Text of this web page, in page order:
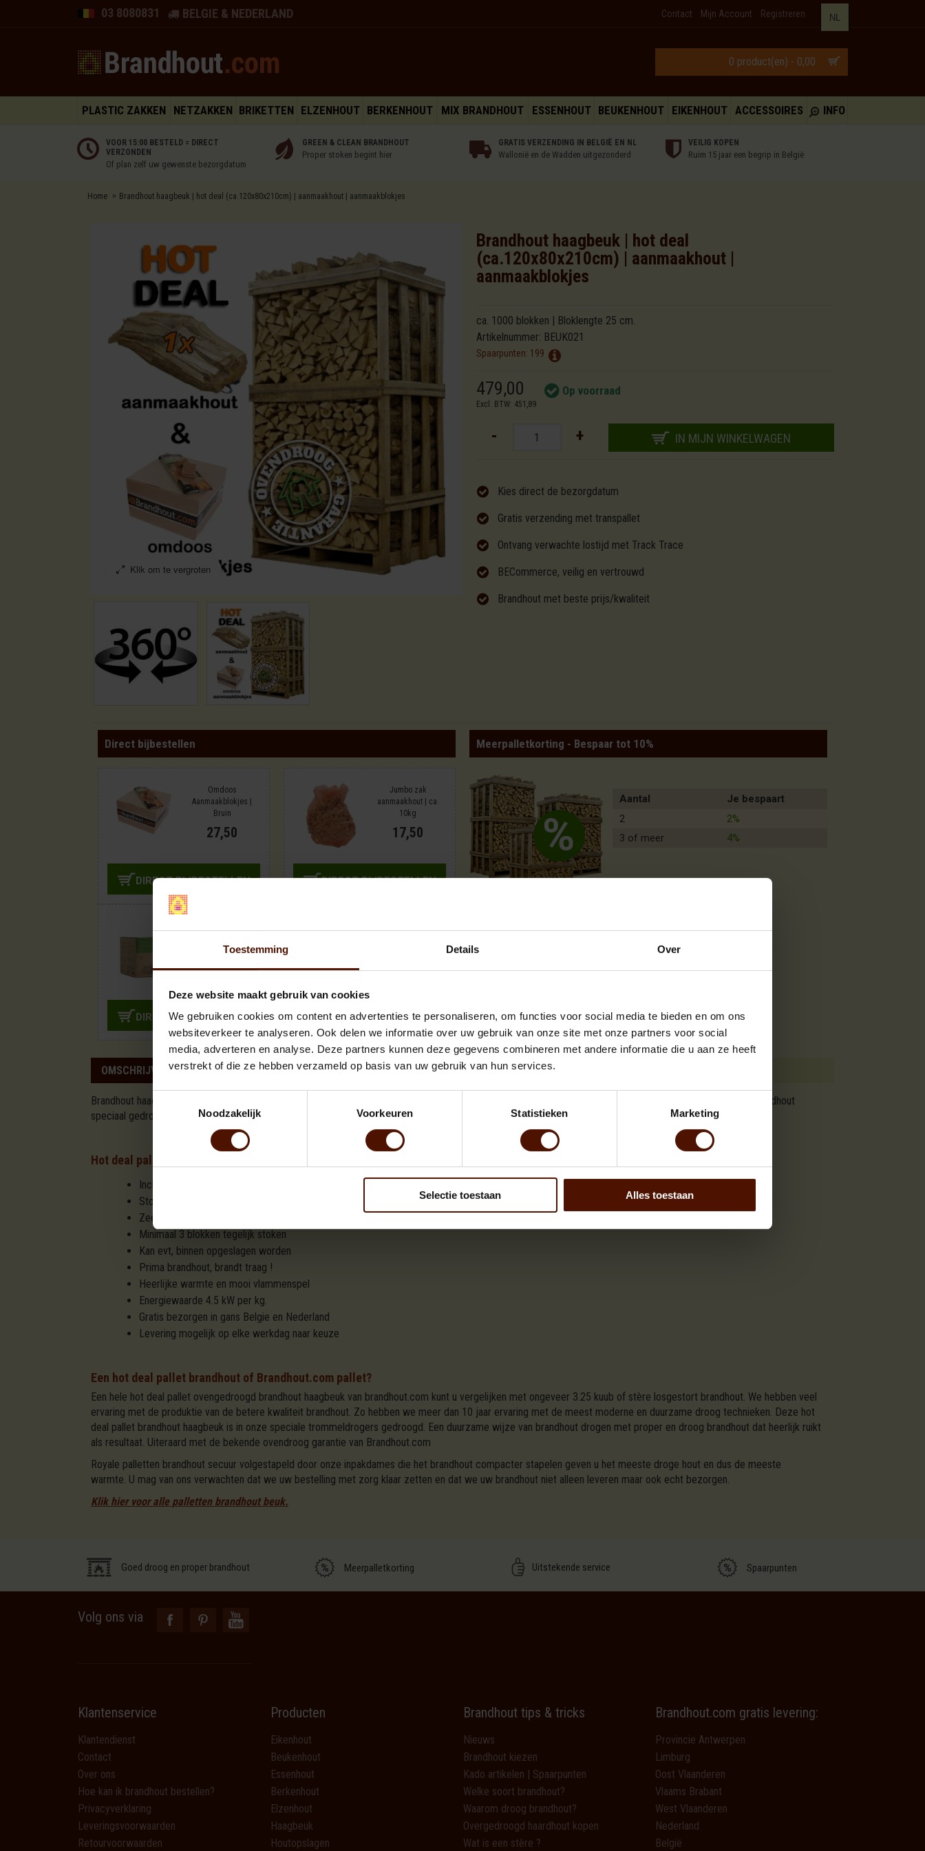
Toestemming Details Over
Deze website maakt gebruik van cookies
We gebruiken cookies om content en advertenties te personaliseren, om functies voor social media te bieden en om ons
websiteverkeer te analyseren. Ook delen we informatie over uw gebruik van onze site met onze partners voor social
media, adverteren en analyse. Deze partners kunnen deze gegevens combineren met andere informatie die u aan ze heeft
verstrekt of die ze hebben verzameld op basis van uw gebruik van hun services.
Toestemmingsselectie
Noodzakelijk
Voorkeuren Statistieken Marketing
Selectie toestaan Alles toestaan
03 8080831 BELGIE & NEDERLAND NL
Contact Mijn Account Registreren
0 product(en) - 0,00
PLASTIC ZAKKEN NETZAKKEN BRIKETTEN ELZENHOUT BERKENHOUT MIX BRANDHOUT ESSENHOUT BEUKENHOUT EIKENHOUT ACCESSOIRES INFO
VOOR 15:00 BESTELD = DIRECT
VERZONDEN
Of plan zelf uw gewenste bezorgdatum
GREEN & CLEAN BRANDHOUT
Proper stoken begint hier
GRATIS VERZENDING IN BELGIË EN NL
Wallonië en de Wadden uitgezonderd
VEILIG KOPEN
Ruim 15 jaar een begrip in België
Home Brandhout haagbeuk | hot deal (ca.120x80x210cm) | aanmaakhout | aanmaakblokjes
Klik om te vergroten
Brandhout haagbeuk | hot deal
(ca.120x80x210cm) | aanmaakhout |
aanmaakblokjes
ca. 1000 blokken | Bloklengte 25 cm.
Artikelnummer: BEUK021
Spaarpunten: 199
479,00 Op voorraad
Excl. BTW: 451,89
- + IN MIJN WINKELWAGEN
Kies direct de bezorgdatum
Gratis verzending met transpallet
Ontvang verwachte lostijd met Track Trace
BECommerce, veilig en vertrouwd
Brandhout met beste prijs/kwaliteit
Direct bijbestellen
Omdoos
Aanmaakblokjes |
Bruin
27,50
DIRECT BIJBESTELLEN
Jumbo zak
aanmaakhout | ca.
10kg
17,50
DIRECT BIJBESTELLEN
19,95
DIRECT BIJBESTELLEN
0,00
DIRECT BIJBESTELLEN
Meerpalletkorting - Bespaar tot 10%
Aantal
Je bespaart
2
2%
3 of meer
4%
OMSCHRIJVING SPECIFICATIES
Brandhout haagbeuk is een prima, taaie en harde houtsoort die traag brandt. Zeer geschikt voor de grotere haarden en kachels. Bovendien is dit haagbeuk brandhout
speciaal gedroogd in trommeldrogers. Wilt u mooi droog en proper brandhout dan is dit absoluut een aanrader!
Hot deal pallet gedroogd brandhout haagbeuk kopen?
Inclusief 5 zakken aanmaakhout en doos aanmaakblokjes
Stookklaar, dus direct te gebruiken
Zeer proper door nieuwe droog trommel techniek
Minimaal 3 blokken tegelijk stoken
Kan evt, binnen opgeslagen worden
Prima brandhout, brandt traag !
Heerlijke warmte en mooi vlammenspel
Energiewaarde 4.5 kW per kg.
Gratis bezorgen in gans Belgie en Nederland
Levering mogelijk op elke werkdag naar keuze
Een hot deal pallet brandhout of Brandhout.com pallet?
Een hele hot deal pallet ovengedroogd brandhout haagbeuk van brandhout.com kunt u vergelijken met ongeveer 3.25 kuub of stère losgestort brandhout. We hebben veel
ervaring met de produktie van de betere kwaliteit brandhout. Zo hebben we meer dan 10 jaar ervaring met de meest moderne en duurzame droog technieken. Deze hot
deal pallet brandhout haagbeuk is in onze speciale trommeldrogers gedroogd. Een duurzame wijze van brandhout drogen met proper en droog brandhout dat heerlijk ruikt
als resultaat. Uiteraard met de bekende ovendroog garantie van Brandhout.com
Royale palletten brandhout secuur volgestapeld door onze inpakdames die het brandhout compacter stapelen geven u het meeste droge hout en dus de meeste
warmte. U mag van ons verwachten dat we uw bestelling met zorg klaar zetten en dat we uw brandhout niet alleen leveren maar ook echt bezorgen.
Klik hier voor alle palletten brandhout beuk.
Goed droog en proper brandhout Meerpalletkorting Uitstekende service Spaarpunten
Volg ons via
Klantenservice
Klantendienst
Contact
Over ons
Hoe kan ik brandhout bestellen?
Privacyverklaring
Leveringsvoorwaarden
Retourvoorwaarden
Producten
Eikenhout
Beukenhout
Essenhout
Berkenhout
Elzenhout
Haagbeuk
Houtopslagen
Brandhout tips & tricks
Nieuws
Brandhout kiezen
Kado artikelen | Spaarpunten
Welke soort brandhout?
Waarom droog brandhout?
Overgedroogd haardhout kopen
Wat is een stère ?
Brandhout.com gratis levering:
Provincie Antwerpen
Limburg
Oost Vlaanderen
Vlaams Brabant
West Vlaanderen
Nederland
België